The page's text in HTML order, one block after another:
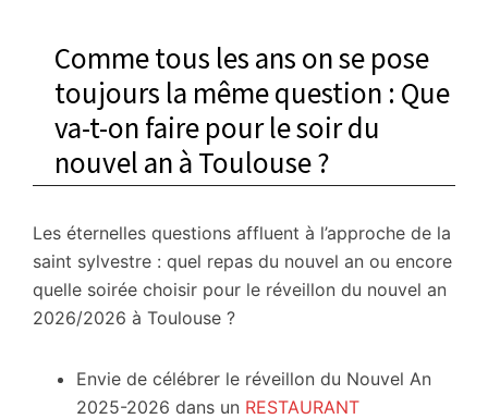
Haute-
Garonne
(31)
★
Amoureux,
célibataires,
festifs
★
Comme tous les ans on se pose
toujours la même question : Que
va-t-on faire pour le soir du
nouvel an à Toulouse ?
Les éternelles questions affluent à l’approche de la
saint sylvestre : quel repas du nouvel an ou encore
quelle soirée choisir pour le réveillon du nouvel an
2026/2026 à Toulouse ?
Envie de célébrer le réveillon du Nouvel An
2025-2026 dans un RESTAURANT